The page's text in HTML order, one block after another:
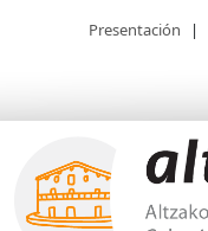
Presentación |